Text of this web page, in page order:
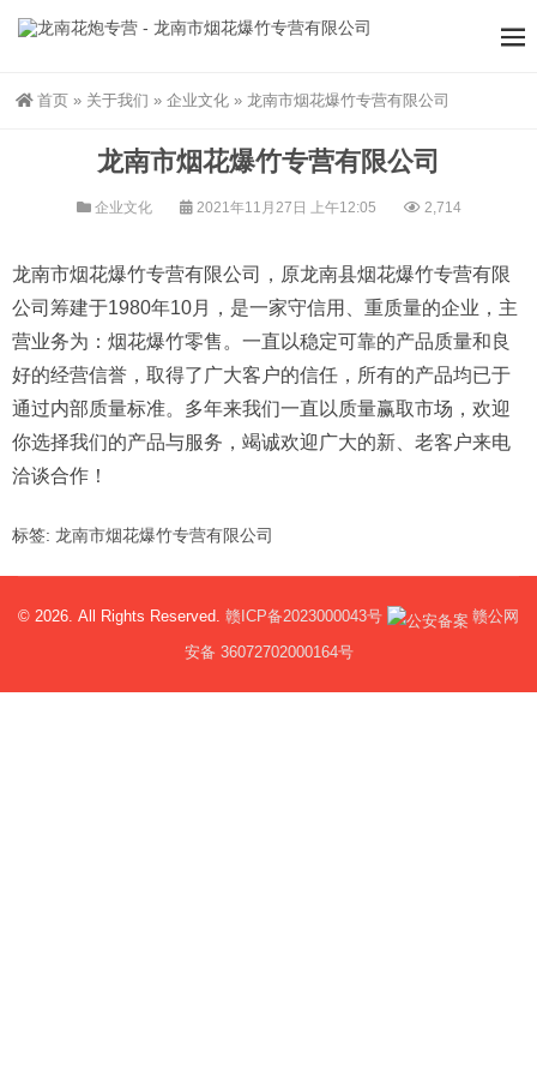
首页 » 关于我们 » 企业文化 » 龙南市烟花爆竹专营有限公司
龙南市烟花爆竹专营有限公司
企业文化 2021年11月27日 上午12:05 2,714
龙南市烟花爆竹专营有限公司，原龙南县烟花爆竹专营有限
公司筹建于1980年10月，是一家守信用、重质量的企业，主
营业务为：烟花爆竹零售。一直以稳定可靠的产品质量和良
好的经营信誉，取得了广大客户的信任，所有的产品均已于
通过内部质量标准。多年来我们一直以质量赢取市场，欢迎
你选择我们的产品与服务，竭诚欢迎广大的新、老客户来电
洽谈合作！
标签: 龙南市烟花爆竹专营有限公司
© 2026. All Rights Reserved. 赣ICP备2023000043号
赣公网
安备 36072702000164号